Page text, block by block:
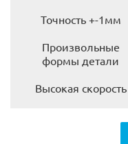
Точность +-1мм
Произвольные
формы детали
Высокая скорость